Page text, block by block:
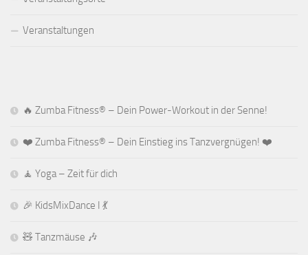
Veranstaltungen
🔥 Zumba Fitness® – Dein Power-Workout in der Senne!
❤️ Zumba Fitness® – Dein Einstieg ins Tanzvergnügen! ❤️
🧘 Yoga – Zeit für dich
🎉 KidsMixDance I 💃
🧸 Tanzmäuse 🎶